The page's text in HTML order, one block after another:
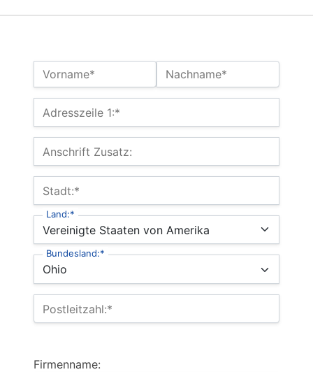
Name:*
Vorname* Nachname*
Billing Address
Adresszeile 1:*
Anschrift Zusatz:
Stadt:*
Land:*
Bundesland:*
Postleitzahl:*
Firmenname: